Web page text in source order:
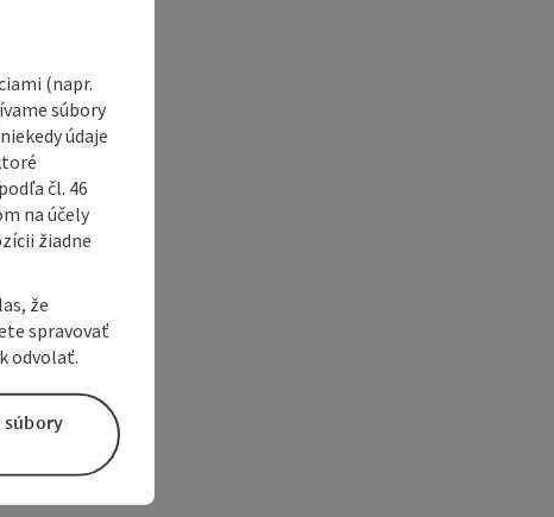
(napr.
súbory
údaje
čl. 46
na účely
žiadne
že
spravovať
odvolať.